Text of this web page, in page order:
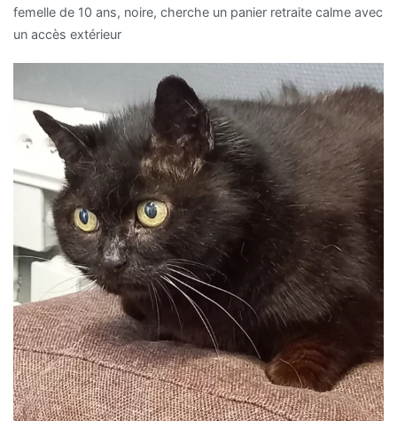
femelle de 10 ans, noire, cherche un panier retraite calme avec
un accès extérieur